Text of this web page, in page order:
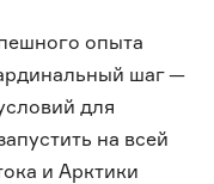
опыта
шаг —
для
на всей
и Арктики